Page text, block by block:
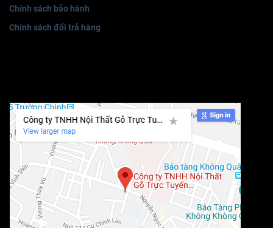
Chính sách bảo hành
Chính sách đổi trả hàng